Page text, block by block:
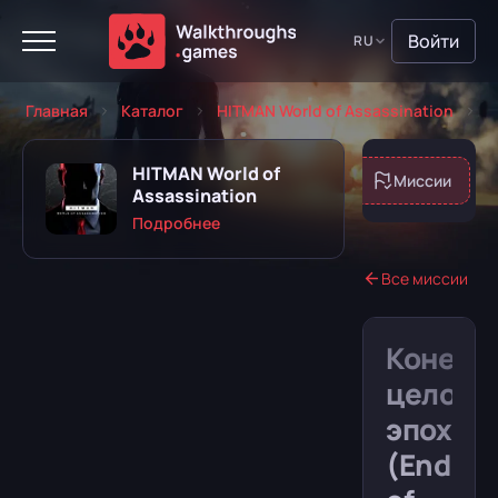
RU Войти
Главная Каталог HITMAN World of Assassination
HITMAN World of
Assassination
Подробнее
Об игре Миссии
Все миссии
Конец
целой
эпохи
(End